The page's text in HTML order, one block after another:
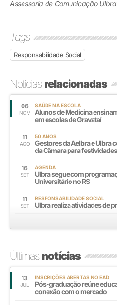
Assessoria de Comunicação Ulbra
Tags
Responsabilidade Social
Notíciasrelacionadas
06
NOV
SAÚDE NA ESCOLA
Alunos de Medicina
em escolas de Gravataí
11
AGO
50 ANOS
Gestores da Aelbra e Ulbra
da Câmara para festividades
16
SET
AGENDA
Ulbra segue com
Universitário no RS
11
SET
RESPONSABILIDADE SOCIAL
Ulbra realiza atividades de
Últimasnotícias
13
JUL
INSCRIÇÕES ABERTAS NO EAD
Pós-graduação reúne
conexão com o mercado